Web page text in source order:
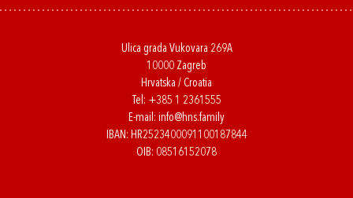
Ulica grada Vukovara 269A
10000 Zagreb
Hrvatska / Croatia
Tel: +385 1 2361555
E-mail: info@hns.family
IBAN: HR2523400091100187844
OIB: 08516152078